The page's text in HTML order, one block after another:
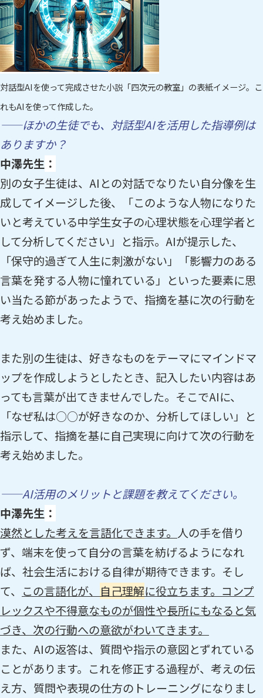
対話型AIを使って完成させた小説「四次元の教室」の表紙イメージ。こ
れもAIを使って作成した。
——ほかの生徒でも、対話型AIを活用した指導例は
ありますか？
中澤先生 ：
別の女子生徒は、AIとの対話でなりたい自分像を生
成してイメージした後、「このような人物になりた
いと考えている中学生女子の心理状態を心理学者と
して分析してください」と指示。AIが提示した、
「保守的過ぎて人生に刺激がない」「影響力のある
言葉を発する人物に憧れている」といった要素に思
い当たる節があったようで、指摘を基に次の行動を
考え始めました。
また別の生徒は、好きなものをテーマにマインドマ
ップを作成しようとしたとき、記入したい内容はあ
っても言葉が出てきませんでした。そこでAIに、
「なぜ私は○○が好きなのか、分析してほしい」と
指示して、指摘を基に自己実現に向けて次の行動を
考え始めました。
——AI活用のメリットと課題を教えてください。
中澤先生 ：
漠然とした考えを言語化できます。 人の手を借り
ず、端末を使って自分の言葉を紡げるようになれ
ば、社会生活における自律が期待できます。そし
て、 この言語化が、 自己理解に役立ちます。コンプ
レックスや不得意なものが個性や長所にもなると気
づき、次の行動への意欲がわいてきます。
また、AIの返答は、質問や指示の意図とずれている
ことがあります。これを修正する過程が、考えの伝
え方、質問や表現の仕方のトレーニングになりまし